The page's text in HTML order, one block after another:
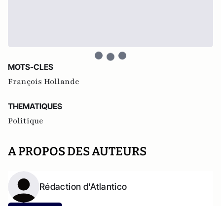
MOTS-CLES
François Hollande
THEMATIQUES
Politique
A PROPOS DES AUTEURS
Rédaction d'Atlantico